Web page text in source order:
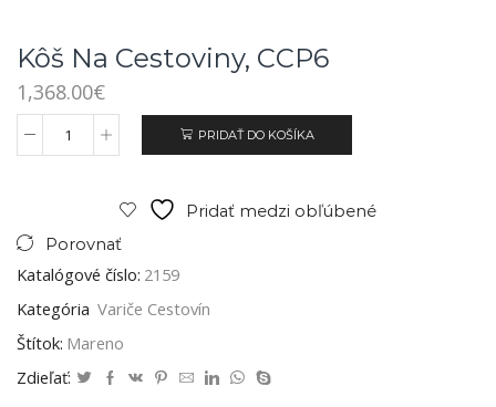
Kôš Na Cestoviny, CCP6
1,368.00€
PRIDAŤ DO KOŠÍKA
Pridať medzi obľúbené
Porovnať
Katalógové číslo: 2159
Kategória Variče Cestovín
Štítok: Mareno
Zdieľať: